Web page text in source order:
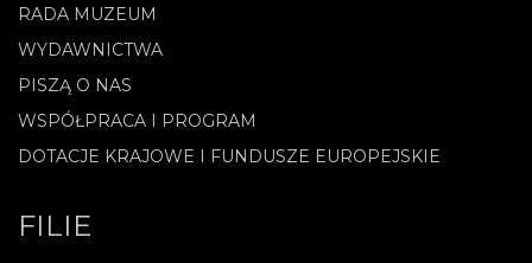
RADA MUZEUM
WYDAWNICTWA
PISZĄ O NAS
WSPÓŁPRACA I PROGRAM
DOTACJE KRAJOWE I FUNDUSZE EUROPEJSKIE
FILIE